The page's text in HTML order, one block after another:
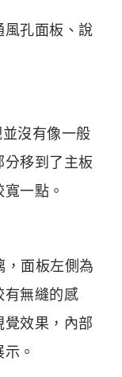
孔面板、說
沒有像一般
移到了主板
一點。
面板左側為
有無縫的感
效果，內部
。